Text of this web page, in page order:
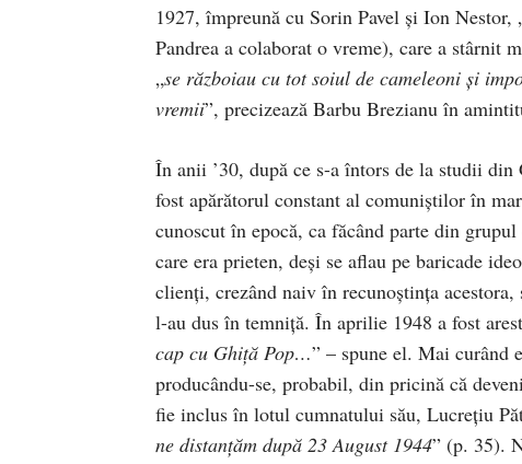
1927, împreună cu Sorin Pavel şi Ion
Pandrea a colaborat o vreme), care a stârnit
„se războiau cu tot soiul de cameleoni şi
vremii”, precizează Barbu Brezianu în
În anii ’30, după ce s-a întors de la studii
fost apărătorul constant al comuniştilor în
cunoscut în epocă, ca făcând parte din
care era prieten, deşi se aflau pe baricade
clienţi, crezând naiv în recunoştinţa
l-au dus în temniţă. În aprilie 1948 a fost
cap cu Ghiţă Pop…” – spune el. Mai curând
producându-se, probabil, din pricină că
fie inclus în lotul cumnatului său, Lucreţiu
ne distanţăm după 23 August 1944” (p. 35).